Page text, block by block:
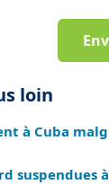
loin
à Cuba
suspendues